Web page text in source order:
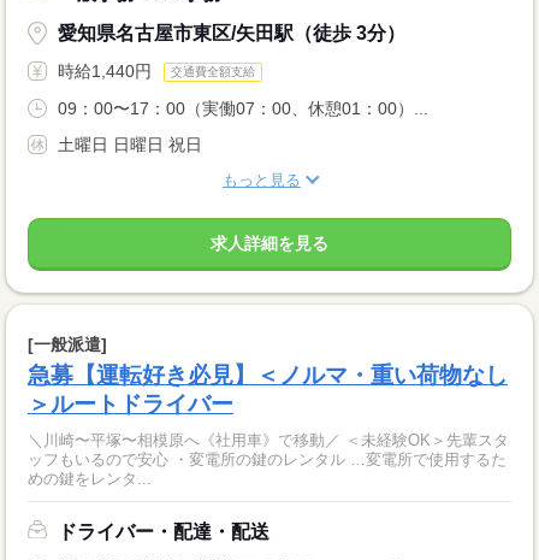
愛知県名古屋市東区/矢田駅（徒歩 3分）
時給1,440円 交通費全額支給
09：00〜17：00（実働07：00、休憩01：00）...
土曜日 日曜日 祝日
もっと見る
求人詳細を見る
[一般派遣]
急募【運転好き必見】＜ノルマ・重い荷物なし
＞ルートドライバー
＼川崎〜平塚〜相模原へ《社用車》で移動／ ＜未経験OK＞先輩スタ
ッフもいるので安心 ・変電所の鍵のレンタル …変電所で使用するた
めの鍵をレンタ...
ドライバー・配達・配送